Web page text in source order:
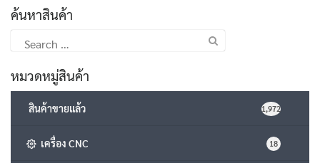
ค้นหาสินค้า
for:
หมวดหมู่สินค้า
สินค้าขายแล้ว 1,972
เครื่อง CNC 18